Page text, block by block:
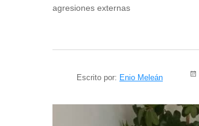
agresiones externas
Escrito por: Enio Meleán